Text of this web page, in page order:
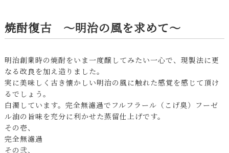
焼酎復古 〜明治の風を求めて〜
明治創業時の焼酎をいま一度醸してみたい一心で、現製法に更
なる改良を加え造りました。
実に美味しく古き懐かしい明治の風に触れた感覚を感じて頂け
るでしょう。
白濁しています。完全無濾過でフルフラール（こげ臭）フーゼ
ル油の旨味を充分に利かせた蒸留仕上げです。
その壱、
完全無濾過
その弐、